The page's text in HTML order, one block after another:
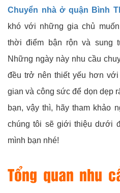
Chuyển nhà ở quận Bình
khó với những gia chủ
thời điểm bận rộn và sung
Những ngày này nhu cầu
đều trở nên thiết yếu hơn
gian và công sức để dọn dẹp
bạn, vậy thì, hãy tham khảo
chúng tôi sẽ giới thiệu dưới
mình bạn nhé!
Tổng quan nhu